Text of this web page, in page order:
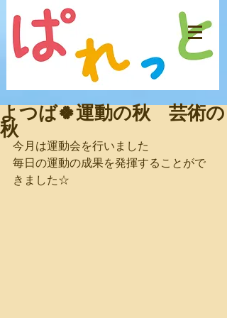
よつば🍀運動の秋 芸術の
秋
今月は運動会を行いました
毎日の運動の成果を発揮することがで
きました☆